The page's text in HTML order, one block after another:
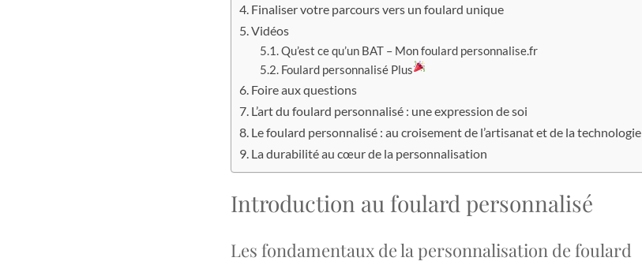
Finaliser votre parcours vers un foulard unique
Vidéos
Qu’est ce qu’un BAT – Mon foulard personnalise.fr
Foulard personnalisé Plus
Foire aux questions
L’art du foulard personnalisé : une expression de soi
Le foulard personnalisé : au croisement de l’artisanat et de la technologie
La durabilité au cœur de la personnalisation
Introduction au foulard personnalisé
Les fondamentaux de la personnalisation de foulard